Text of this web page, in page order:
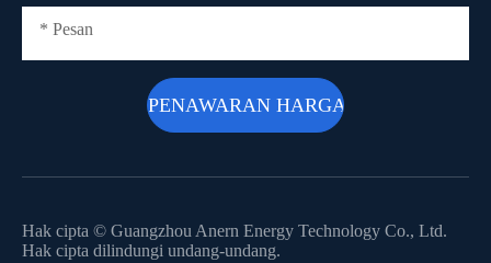
Hak cipta © Guangzhou Anern Energy Technology Co., Ltd.
Hak cipta dilindungi undang-undang.